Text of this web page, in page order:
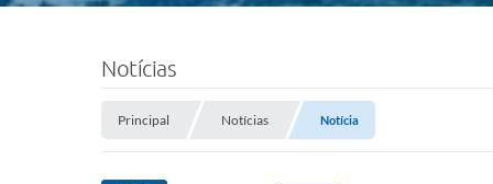
Notícias
Principal Notícias Notícia